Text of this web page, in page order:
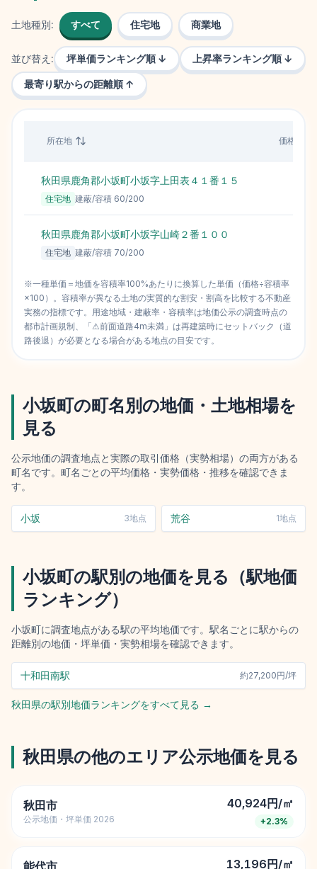
土地種別: すべて 住宅地 商業地
並び替え: 坪単価ランキング順 ↓ 上昇率ランキング順 ↓
最寄り駅からの距離順 ↑
所在地 価格（円
秋田県鹿角郡小坂町小坂字上田表４１番１５
住宅地 建蔽/容積 60/200
秋田県鹿角郡小坂町小坂字山崎２番１００
住宅地 建蔽/容積 70/200
※一種単価＝地価を容積率100%あたりに換算した単価（価格÷容積率
×100）。容積率が異なる土地の実質的な割安・割高を比較する不動産
実務の指標です。用途地域・建蔽率・容積率は地価公示の調査時点の
都市計画規制、「⚠前面道路4m未満」は再建築時にセットバック（道
路後退）が必要となる場合がある地点の目安です。
小坂町の町名別の地価・土地相場を
見る
公示地価の調査地点と実際の取引価格（実勢相場）の両方がある
町名です。町名ごとの平均価格・実勢価格・推移を確認できま
す。
小坂 3地点 荒谷 1地点
小坂町の駅別の地価を見る（駅地価
ランキング）
小坂町に調査地点がある駅の平均地価です。駅名ごとに駅からの
距離別の地価・坪単価・実勢相場を確認できます。
十和田南駅 約27,200円/坪
秋田県の駅別地価ランキングをすべて見る →
秋田県の他のエリア公示地価を見る
秋田市
公示地価・坪単価 2026
40,924円/㎡
+2.3%
能代市 13,196円/㎡